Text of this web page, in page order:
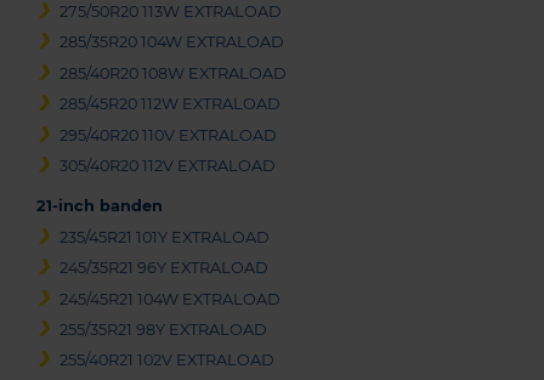
275/50R20 113W EXTRALOAD
285/35R20 104W EXTRALOAD
285/40R20 108W EXTRALOAD
285/45R20 112W EXTRALOAD
295/40R20 110V EXTRALOAD
305/40R20 112V EXTRALOAD
21-inch banden
235/45R21 101Y EXTRALOAD
245/35R21 96Y EXTRALOAD
245/45R21 104W EXTRALOAD
255/35R21 98Y EXTRALOAD
255/40R21 102V EXTRALOAD